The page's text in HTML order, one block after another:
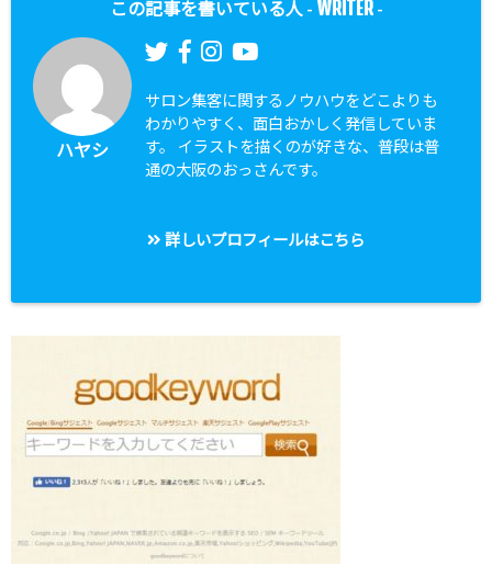
この記事を書いている人 - WRITER-
ハヤシ
サロン集客に関するノウハウをどこよりも
わかりやすく、面白おかしく発信していま
す。 イラストを描くのが好きな、普段は普
通の大阪のおっさんです。
詳しいプロフィールはこちら